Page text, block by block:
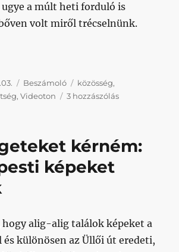
ugye a múlt heti forduló is
volt miről trécselnünk.
jobban bízok a közösség
Kategória
Beszámoló Címke
közösség,
,Videoton 3 hozzászólásMost
a
kérném:
képeket
hogy alig-alig találok képeket a
és különösen az Üllői út eredeti,